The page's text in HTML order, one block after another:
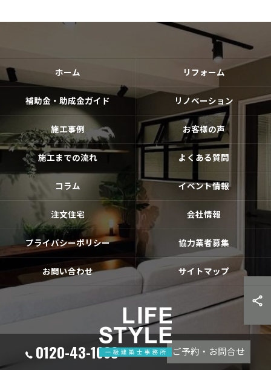
0120-43-1669 ご予約・お問合せ
ホーム リフォーム
補助金・助成金ガイド リノベーション
施工事例 お客様の声
施工までの流れ よくある質問
コラム イベント情報
注文住宅 会社情報
プライバシーポリシー 協力業者募集
お問い合わせ サイトマップ